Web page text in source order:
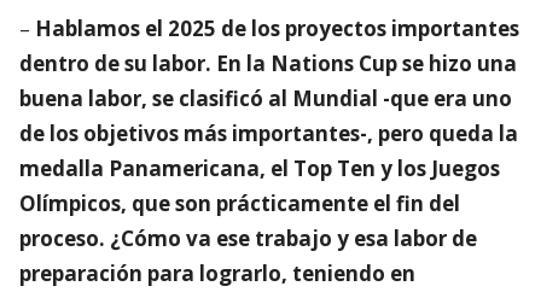
– Hablamos el 2025 de los proyectos importantes
dentro de su labor. En la Nations Cup se hizo una
buena labor, se clasificó al Mundial -que era uno
de los objetivos más importantes-, pero queda la
medalla Panamericana, el Top Ten y los Juegos
Olímpicos, que son prácticamente el fin del
proceso. ¿Cómo va ese trabajo y esa labor de
preparación para lograrlo, teniendo en